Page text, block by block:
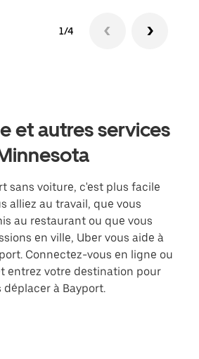
1/4
et autres services
sans voiture, c'est plus facile
alliez au travail, que vous
au restaurant ou que vous
en ville, Uber vous aide à
Connectez-vous en ligne ou
entrez votre destination pour
à Bayport.